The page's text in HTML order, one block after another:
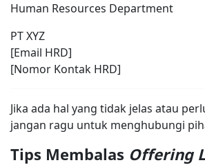
Human Resources Department
PT XYZ
[Email HRD]
[Nomor Kontak HRD]
Jika ada hal yang tidak jelas atau
jangan ragu untuk menghubungi
Tips Membalas Offering